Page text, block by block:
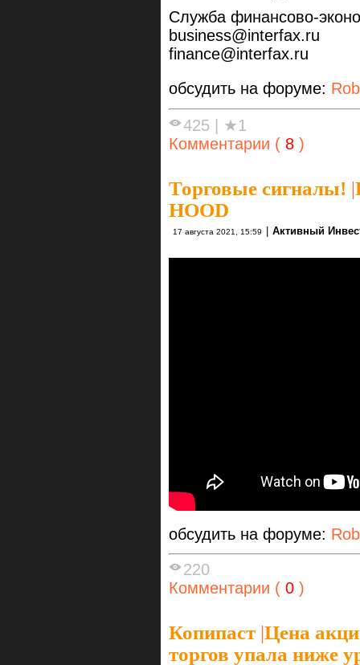
Служба финансово-
business@interfax.ru
finance@interfax.ru
обсудить на форуме:
425 | ★1
Комментарии ( 8 )
Торговые сигналы! |
HOOD​
17 августа 2021, 15:59 | Активный
обсудить на форуме:
220
Комментарии ( 0 )
Копипаст |Цена
торгов упала ниже